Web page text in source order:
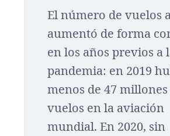
El número de vuelos
aumentó de forma
en los años previos a
pandemia: en 2019
menos de 47 millones
vuelos en la aviación
mundial. En 2020, sin